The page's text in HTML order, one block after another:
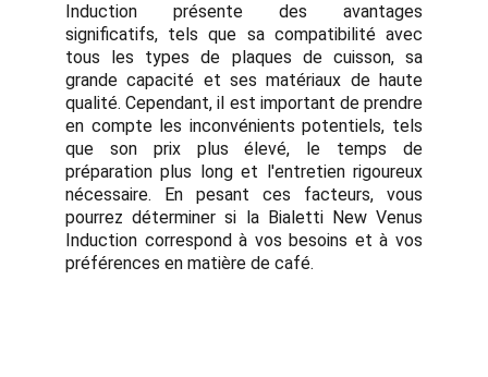
Induction présente des avantages
significatifs, tels que sa compatibilité avec
tous les types de plaques de cuisson, sa
grande capacité et ses matériaux de haute
qualité. Cependant, il est important de prendre
en compte les inconvénients potentiels, tels
que son prix plus élevé, le temps de
préparation plus long et l'entretien rigoureux
nécessaire. En pesant ces facteurs, vous
pourrez déterminer si la Bialetti New Venus
Induction correspond à vos besoins et à vos
préférences en matière de café.